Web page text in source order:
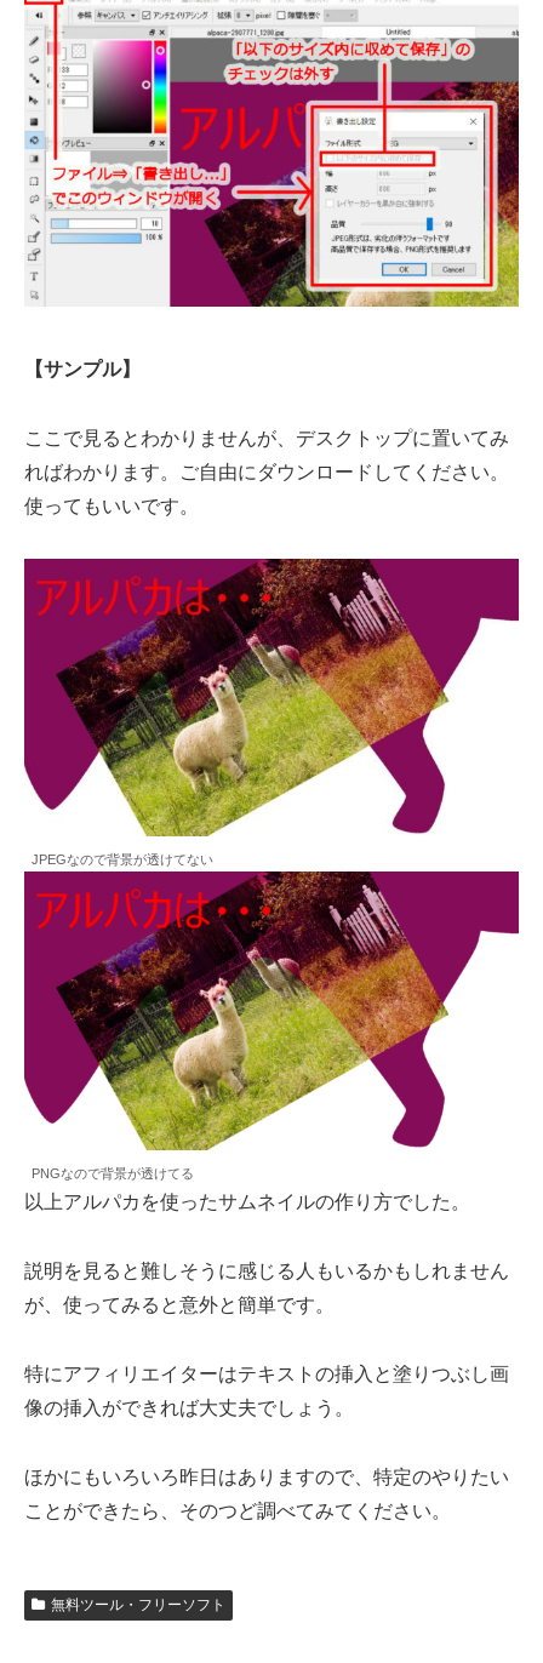
【サンプル】
ここで見るとわかりませんが、デスクトップに置いてみ
ればわかります。ご自由にダウンロードしてください。
使ってもいいです。
JPEGなので背景が透けてない
PNGなので背景が透けてる
以上アルパカを使ったサムネイルの作り方でした。
説明を見ると難しそうに感じる人もいるかもしれません
が、使ってみると意外と簡単です。
特にアフィリエイターはテキストの挿入と塗りつぶし画
像の挿入ができれば大丈夫でしょう。
ほかにもいろいろ昨日はありますので、特定のやりたい
ことができたら、そのつど調べてみてください。
無料ツール・フリーソフト